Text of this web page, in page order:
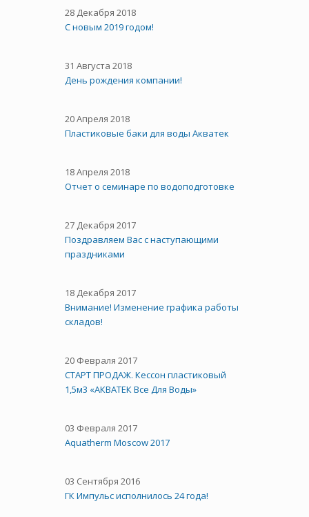
28 Декабря 2018
С новым 2019 годом!
31 Августа 2018
День рождения компании!
20 Апреля 2018
Пластиковые баки для воды Акватек
18 Апреля 2018
Отчет о семинаре по водоподготовке
27 Декабря 2017
Поздравляем Вас с наступающими
праздниками
18 Декабря 2017
Внимание! Изменение графика работы
складов!
20 Февраля 2017
СТАРТ ПРОДАЖ. Кессон пластиковый
1,5м3 «АКВАТЕК Все Для Воды»
03 Февраля 2017
Aquatherm Moscow 2017
03 Сентября 2016
ГК Импульс исполнилось 24 года!